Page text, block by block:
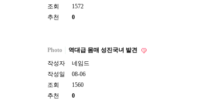
조회
1572
추천
0
Photo
역대급 몸매 성진국녀 발견
작성자
네임드
작성일
08-06
조회
1560
추천
0